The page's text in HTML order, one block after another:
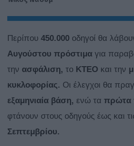
Περίπου 450.000 οδηγοί θα
Αυγούστου πρόστιμα για
την ασφάλιση, το ΚΤΕΟ και την
κυκλοφορίας. Οι έλεγχοι θα
εξαμηνιαία βάση, ενώ τα πρώτα
φτάνουν στους οδηγούς έως και
Σεπτεμβρίου.